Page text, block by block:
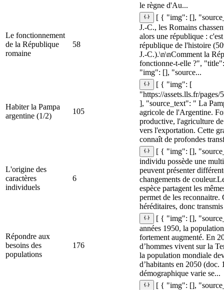
le règne d'Au...
Le fonctionnement
de la République
romaine
58
[ { "img": [],
J.‑C., les Romains
alors une république :
république de l'histoire
J.‑C.).\n\nComment la
fonctionne-t-elle ?",
"img": [], "source...
Habiter la Pampa
argentine (1/2)
105
[ { "img": [
"https://assets.lls.fr/
], "source_text": " La
agricole de l'Argentine.
productive, l'agriculture
vers l'exportation. Cette
connaît de profondes
L'origine des
caractères
individuels
6
[ { "img": [],
individu possède une
peuvent présenter
changements de
espèce partagent les
permet de les reconnaitre.
héréditaires, donc
Répondre aux
besoins des
populations
176
[ { "img": [],
années 1950, la
fortement augmenté. En
d’hommes vivent sur la
la population mondiale
d’habitants en 2050 (doc.
démographique varie se...
[ { "img": [],